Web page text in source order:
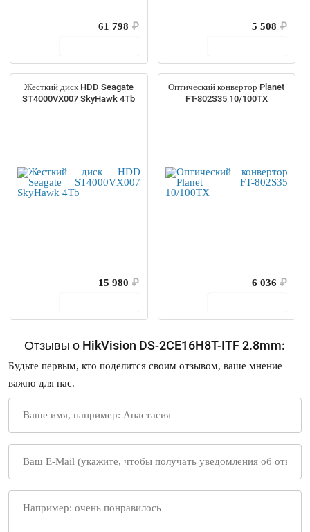
61 798 ₽
5 508 ₽
Жесткий диск HDD Seagate
ST4000VX007 SkyHawk 4Tb
15 980 ₽
Оптический конвертор Planet
FT-802S35 10/100TX
6 036 ₽
Отзывы о HikVision DS-2CE16H8T-ITF 2.8mm:
Будьте первым, кто поделится своим отзывом, ваше мнение
важно для нас.